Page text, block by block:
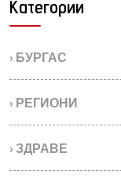
Категории
› БУРГАС
› РЕГИОНИ
› ЗДРАВЕ